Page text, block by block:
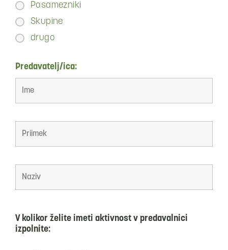
Posamezniki
Skupine
drugo
Predavatelj/ica:
V kolikor želite imeti aktivnost v predavalnici
izpolnite: